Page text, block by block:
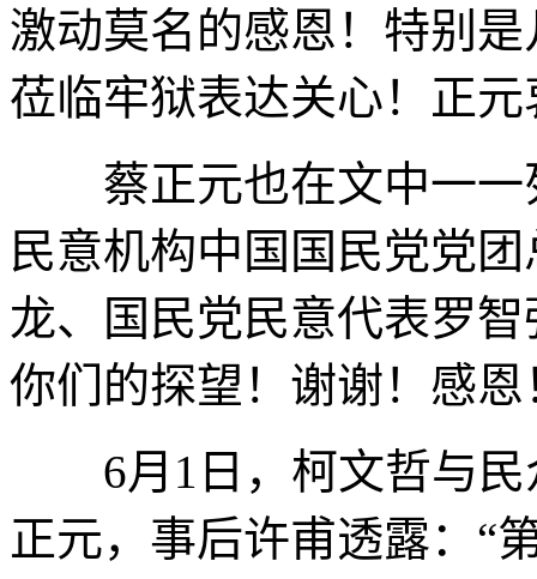
激动莫名的感恩！特别
莅临牢狱表达关心！正元
蔡正元也在文中一一
民意机构中国国民党党
龙、国民党民意代表罗
你们的探望！谢谢！感恩
6月1日，柯文哲与民
正元，事后许甫透露：“